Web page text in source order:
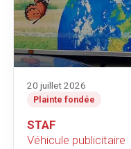
20 juillet 2026
Plainte fondée
STAF
Véhicule publicitaire